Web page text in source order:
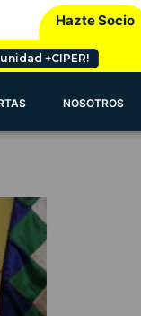
Hazte Socio
+CIPER!
NOSOTROS